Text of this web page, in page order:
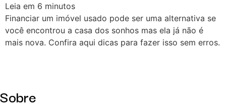
Leia em 6 minutos
Financiar um imóvel usado pode ser uma alternativa se
você encontrou a casa dos sonhos mas ela já não é
mais nova. Confira aqui dicas para fazer isso sem erros.
Sobre